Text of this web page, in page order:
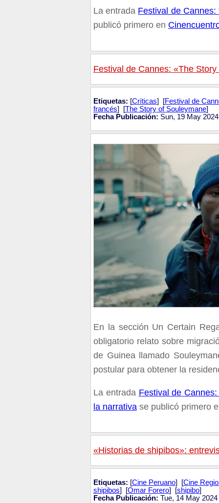
La entrada Festival de Cannes:
publicó primero en
Festival de Cannes: «The
Etiquetas: [Críticas] [Festival de
francés] [The Story of Souleymane]
Fecha Publicación: Sun, 19 May
En la sección Un Certain
obligatorio relato sobre
de Guinea llamado
postular para obtener la
La entrada Festival de
la narrativase publicó primero
«Historias de shipibos»:
Etiquetas: [Cine Peruano] [Cine
shipibos] [Omar Forero] [shipibo]
Fecha Publicación: Tue, 14 May